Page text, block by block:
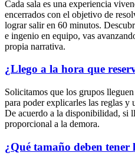
Cada sala es una experiencia
encerrados con el objetivo de
lograr salir en 60 minutos.
e ingenio en equipo, vas
propia narrativa.
¿Llego a la hora que
Solicitamos que los grupos
para poder explicarles las reglas y
De acuerdo a la disponibilidad, si
proporcional a la demora.
¿Qué tamaño deben tener